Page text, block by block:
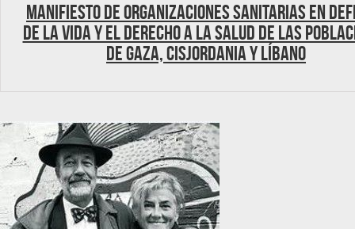
MANIFIESTO DE ORGANIZACIONES SANITARIAS EN
DE LA VIDA Y EL DERECHO A LA SALUD DE LAS
DE GAZA, CISJORDANIA Y LÍBANO